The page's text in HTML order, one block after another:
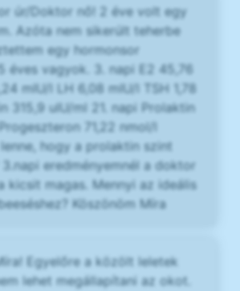
úr/Doktor nő! 2 éve volt egy
Azóta nem sikerúlt teherbe
egy hormonsor
éves vagyok. 3. napi E2 45,76
mIU/l LH 6,08 mIU/l TSH 1,78
315,9 uIU/ml 21. napi Prolaktin
71,22 nmol/l
hogy a prolaktin szint
eredményemnél a doktor
kicsit magas. Mennyi az ideális
Köszönöm Míra
Egyelőre a közölt leletek
lehet megállapítani az okot.